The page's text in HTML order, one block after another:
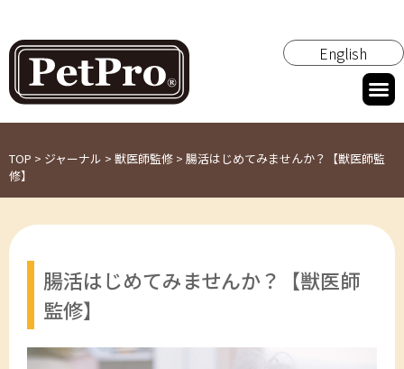
English
TOP > ジャーナル > 獣医師監修 > 腸活はじめてみませんか？【獣医師監
修】
腸活はじめてみませんか？【獣医師
監修】